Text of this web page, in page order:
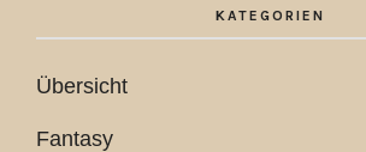
KATEGORIEN
Übersicht
Fantasy